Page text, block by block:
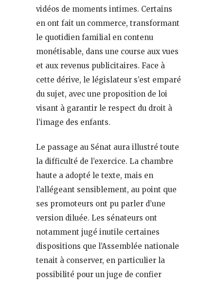
vidéos de moments intimes. Certains
en ont fait un commerce, transformant
le quotidien familial en contenu
monétisable, dans une course aux vues
et aux revenus publicitaires. Face à
cette dérive, le législateur s’est emparé
du sujet, avec une proposition de loi
visant à garantir le respect du droit à
l’image des enfants.
Le passage au Sénat aura illustré toute
la difficulté de l’exercice. La chambre
haute a adopté le texte, mais en
l’allégeant sensiblement, au point que
ses promoteurs ont pu parler d’une
version diluée. Les sénateurs ont
notamment jugé inutile certaines
dispositions que l’Assemblée nationale
tenait à conserver, en particulier la
possibilité pour un juge de confier